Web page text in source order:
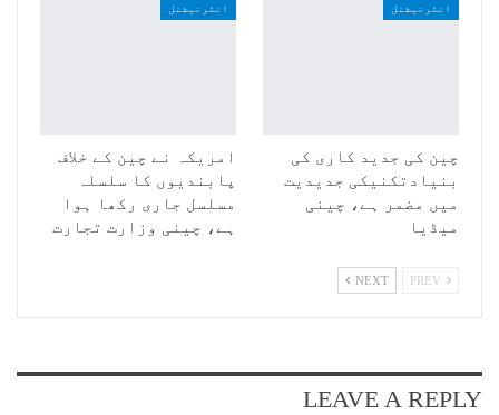
انٹرنیشنل
چین کی جدید کاری کی
بنیادتکنیکی جدیدیت
میں مضمر ہے، چینی
میڈیا
انٹرنیشنل
امریکہ نے چین کے خلاف
پابندیوں کا سلسلہ
مسلسل جاری رکھا ہوا
ہے، چینی وزارت تجارت
NEXT
LEAVE A REPLY